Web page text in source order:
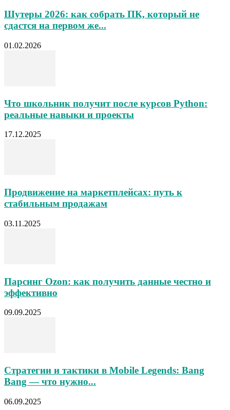
Шутеры 2026: как собрать ПК, который не
сдастся на первом же...
01.02.2026
Что школьник получит после курсов Python:
реальные навыки и проекты
17.12.2025
Продвижение на маркетплейсах: путь к
стабильным продажам
03.11.2025
Парсинг Ozon: как получить данные честно и
эффективно
09.09.2025
Стратегии и тактики в Mobile Legends: Bang
Bang — что нужно...
06.09.2025